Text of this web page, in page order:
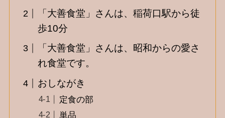
「大善食堂」さんは、稲荷口駅から徒
歩10分
「大善食堂」さんは、昭和からの愛さ
れ食堂です。
おしながき
定食の部
単品